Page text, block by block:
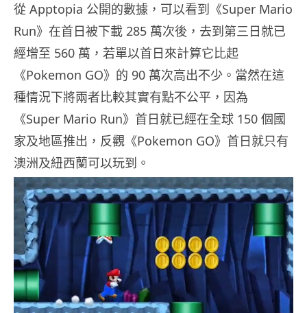
從 Apptopia 公開的數據，可以看到《Super Mario
Run》在首日被下載 285 萬次後，去到第三日就已
經增至 560 萬，若單以首日來計算它比起
《Pokemon GO》的 90 萬次高出不少。當然在這
種情況下將兩者比較其實有點不公平，因為
《Super Mario Run》首日就已經在全球 150 個國
家及地區推出，反觀《Pokemon GO》首日就只有
澳洲及紐西蘭可以玩到。